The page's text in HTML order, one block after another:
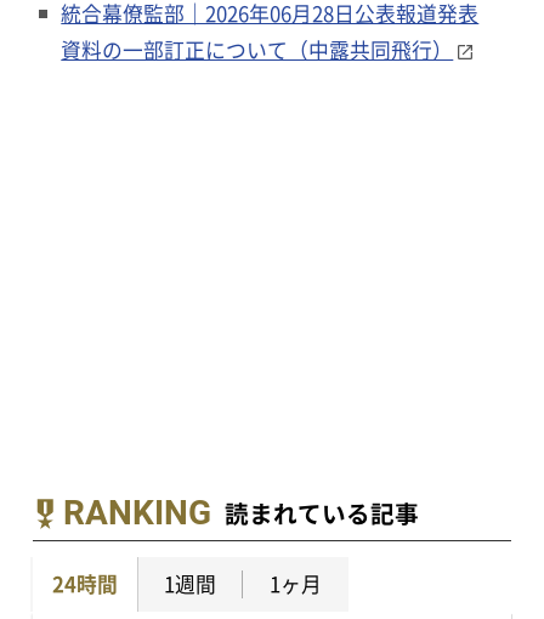
統合幕僚監部｜2026年06月28日公表報道発表
資料の一部訂正について（中露共同飛行）
RANKING 読まれている記事
24時間 1週間 1ヶ月